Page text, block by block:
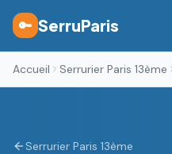
🔑 SerruParis
Accueil Serrurier Paris 13ème
Serrurier Paris 13ème